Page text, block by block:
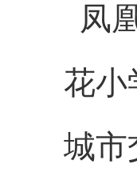
凤
花小
城市